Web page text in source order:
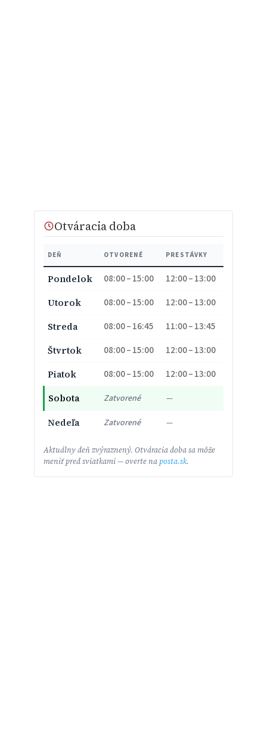
Otváracia doba
DEŇ OTVORENÉ PRESTÁVKY
Pondelok 08:00 – 15:00 12:00 – 13:00
Utorok 08:00 – 15:00 12:00 – 13:00
Streda 08:00 – 16:45 11:00 – 13:45
Štvrtok 08:00 – 15:00 12:00 – 13:00
Piatok 08:00 – 15:00 12:00 – 13:00
Sobota Zatvorené —
Nedeľa Zatvorené —
Aktuálny deň zvýraznený. Otváracia doba sa môže
meniť pred sviatkami — overte naposta.sk.